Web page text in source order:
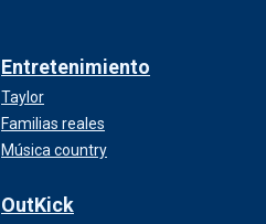
Entretenimiento
Taylor
Familias reales
Música country
OutKick